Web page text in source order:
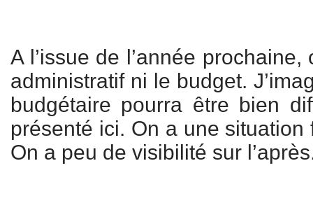
A l’issue de l’année
administratif ni le budget.
budgétaire pourra être bien
présenté ici. On a une
On a peu de visibilité sur